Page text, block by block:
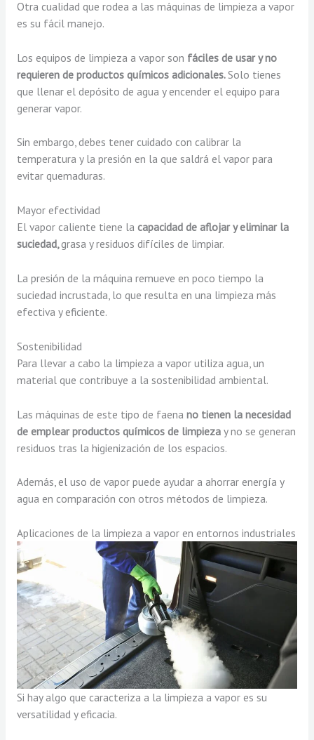
Otra cualidad que rodea a las máquinas de limpieza a vapor
es su fácil manejo.
Los equipos de limpieza a vapor son fáciles de usar y no
requieren de productos químicos adicionales. Solo tienes
que llenar el depósito de agua y encender el equipo para
generar vapor.
Sin embargo, debes tener cuidado con calibrar la
temperatura y la presión en la que saldrá el vapor para
evitar quemaduras.
Mayor efectividad
El vapor caliente tiene la capacidad de aflojar y eliminar la
suciedad,grasa y residuos difíciles de limpiar.
La presión de la máquina remueve en poco tiempo la
suciedad incrustada, lo que resulta en una limpieza más
efectiva y eficiente.
Sostenibilidad
Para llevar a cabo la limpieza a vapor utiliza agua, un
material que contribuye a la sostenibilidad ambiental.
Las máquinas de este tipo de faena no tienen la necesidad
de emplear productos químicos de limpieza y no se generan
residuos tras la higienización de los espacios.
Además, el uso de vapor puede ayudar a ahorrar energía y
agua en comparación con otros métodos de limpieza.
Aplicaciones de la limpieza a vapor en entornos industriales
Si hay algo que caracteriza a la limpieza a vapor es su
versatilidad y eficacia.